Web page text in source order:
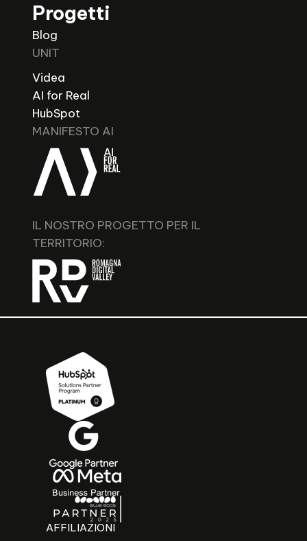
Progetti
Blog
UNIT
Videa
AI for Real
HubSpot
MANIFESTO AI
IL NOSTRO PROGETTO PER IL
TERRITORIO:
AFFILIAZIONI